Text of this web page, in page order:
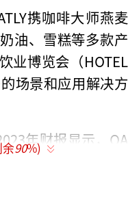
携咖啡大师燕麦
油、雪糕等多款产
业博览会（HOTEL
场景和应用解决方
年财报显示，OA
长，达到7.833亿美
亿美元，同比增加
90%)